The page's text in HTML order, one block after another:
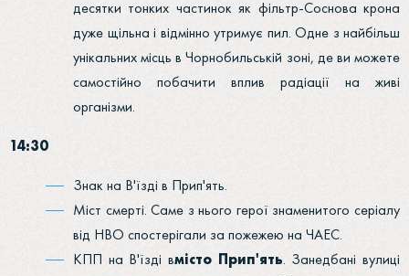
десятки тонких частинок як фільтр-Соснова крона
дуже щільна і відмінно утримує пил. Одне з найбільш
унікальних місць в Чорнобильській зоні, де ви можете
самостійно побачити вплив радіації на живі
організми.
14:30
Знак на В'їзді в Прип'ять.
Міст смерті. Саме з нього герої знаменитого серіалу
від HBO спостерігали за пожежею на ЧАЕС.
КПП на В'їзді вмісто Прип'ять. Занедбані вулиці